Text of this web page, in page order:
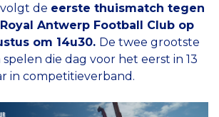
de eerste thuismatch tegen
Antwerp Football Club op
om 14u30. De twee grootste
die dag voor het eerst in 13
in competitieverband.